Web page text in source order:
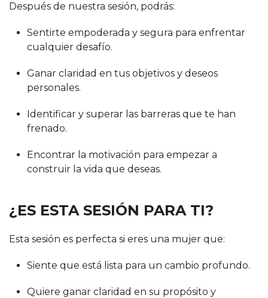
Después de nuestra sesión, podrás:
Sentirte empoderada y segura para enfrentar
cualquier desafío.
Ganar claridad en tus objetivos y deseos
personales.
Identificar y superar las barreras que te han
frenado.
Encontrar la motivación para empezar a
construir la vida que deseas.
¿ES ESTA SESIÓN PARA TI?
Esta sesión es perfecta si eres una mujer que:
Siente que está lista para un cambio profundo.
Quiere ganar claridad en su propósito y